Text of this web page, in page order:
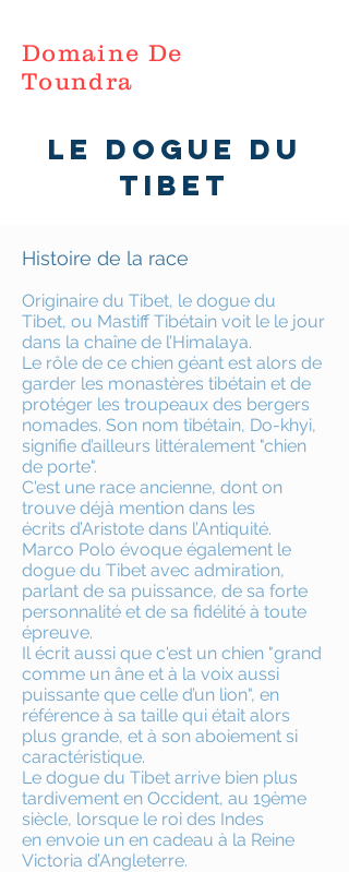
Domaine De
Toundra
Le dogue du
tibet
Histoire de la race
Originaire du Tibet, le dogue du
Tibet, ou Mastiff Tibétain voit le le jour
dans la chaîne de l’Himalaya.
Le rôle de ce chien géant est alors de
garder les monastères tibétain et de
protéger les troupeaux des bergers
nomades. Son nom tibétain, Do-khyi,
signifie d’ailleurs littéralement "chien
de porte".
C'est une race ancienne, dont on
trouve déjà mention dans les
écrits d’Aristote dans l’Antiquité.
Marco Polo évoque également le
dogue du Tibet avec admiration,
parlant de sa puissance, de sa forte
personnalité et de sa fidélité à toute
épreuve.
Il écrit aussi que c'est un chien "grand
comme un âne et à la voix aussi
puissante que celle d’un lion", en
référence à sa taille qui était alors
plus grande, et à son aboiement si
caractéristique.
Le dogue du Tibet arrive bien plus
tardivement en Occident, au 19ème
siècle, lorsque le roi des Indes
en envoie un en cadeau à la Reine
Victoria d’Angleterre.